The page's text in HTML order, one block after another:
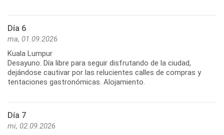
Día 6
ma, 01.09.2026
Kuala Lumpur
Desayuno. Día libre para seguir disfrutando de la ciudad,
dejándose cautivar por las relucientes calles de compras y
tentaciones gastronómicas. Alojamiento.
Día 7
mi, 02.09.2026